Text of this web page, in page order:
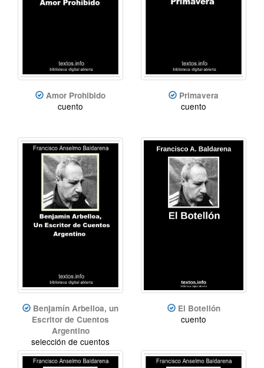
Amor Prohibido
cuento
Primavera
cuento
Benjamín Arbelloa, un
Escritor de Cuentos
Argentino
selección de cuentos
El Botellón
cuento